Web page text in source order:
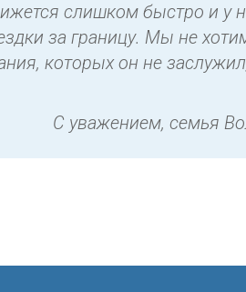
слишком быстро и у
за границу. Мы не
которых он не
С уважением, семья